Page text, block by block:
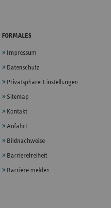
FORMALES
Impressum
Datenschutz
Privatsphäre-Einstellungen
Sitemap
Kontakt
Anfahrt
Bildnachweise
Barrierefreiheit
Barriere melden